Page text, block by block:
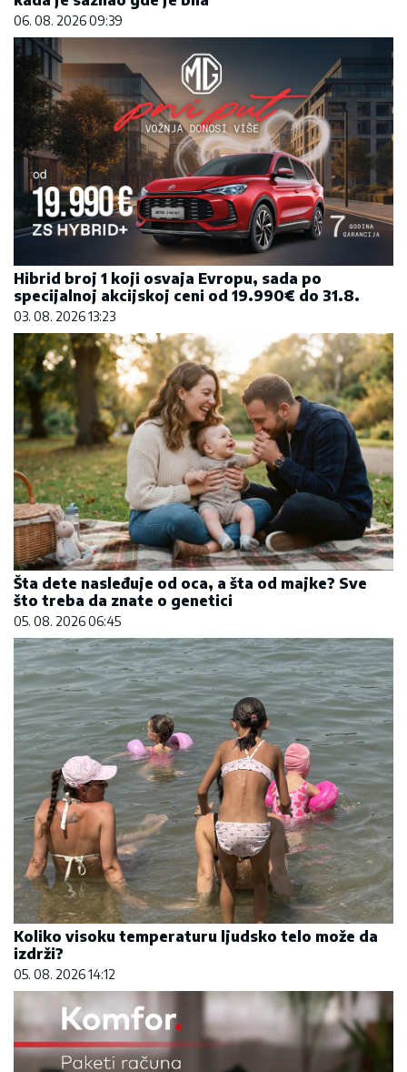
06. 08. 2026 09:39
Hibrid broj 1 koji osvaja Evropu, sada po
specijalnoj akcijskoj ceni od 19.990€ do 31.8.
03. 08. 2026 13:23
Šta dete nasleđuje od oca, a šta od majke? Sve
što treba da znate o genetici
05. 08. 2026 06:45
Koliko visoku temperaturu ljudsko telo može da
izdrži?
05. 08. 2026 14:12